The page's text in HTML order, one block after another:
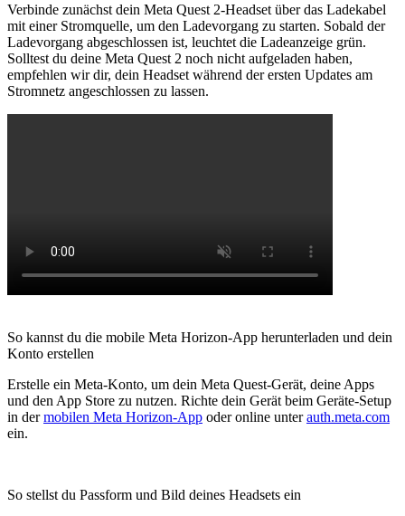
Verbinde zunächst dein Meta Quest 2-Headset über das Ladekabel
mit einer Stromquelle, um den Ladevorgang zu starten. Sobald der
Ladevorgang abgeschlossen ist, leuchtet die Ladeanzeige grün.
Solltest du deine Meta Quest 2 noch nicht aufgeladen haben,
empfehlen wir dir, dein Headset während der ersten Updates am
Stromnetz angeschlossen zu lassen.
So kannst du die mobile Meta Horizon-App herunterladen und dein
Konto erstellen
Erstelle ein Meta-Konto, um dein Meta Quest-Gerät, deine Apps
und den App Store zu nutzen. Richte dein Gerät beim Geräte-Setup
in dermobilen Meta Horizon-App oder online unterauth.meta.com
ein.
So stellst du Passform und Bild deines Headsets ein